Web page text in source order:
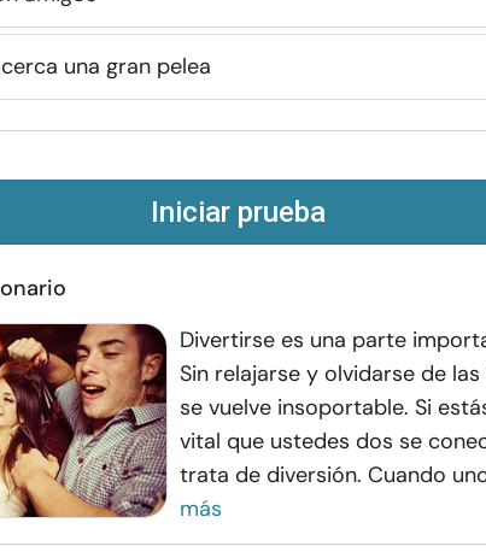
una gran pelea
Iniciar prueba
Divertirse es una parte
Sin relajarse y olvidarse de
se vuelve insoportable. Si
vital que ustedes dos se
trata de diversión. Cuando
más